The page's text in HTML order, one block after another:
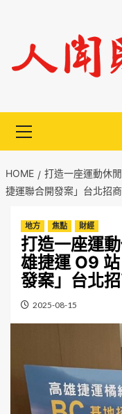
content
Menu
HOME
打造一座運動休
捷運聯合開發案」台北招
地方 焦點 財經
打造一座運
雄捷運 O9
發案」台北
2025-08-15